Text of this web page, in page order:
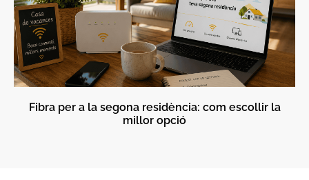
Fibra per a la segona residència: com escollir la
millor opció